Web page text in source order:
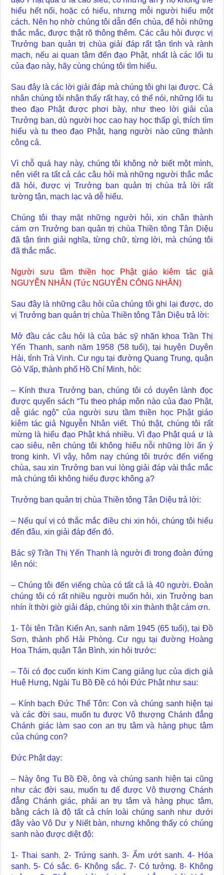
hiểu hết nổi, hoặc có hiểu, nhưng mỗi người hiểu một
cách. Nên họ nhờ chúng tôi dẫn đến chùa, để hỏi những
thắc mắc, được thật rõ thông thêm. Các câu hỏi được vị
Trưởng ban quản trị chùa giải đáp rất tận tình và rành
mạch, nếu ai quan tâm đến đạo Phật, nhất là các lối tu
của đạo này, hãy cùng chúng tôi tìm hiểu.
Sau đây là các lời giải đáp mà chúng tôi ghi lại được. Cá
nhân chúng tôi nhận thấy rất hay, có thể nói, những lối tu
theo đạo Phật được phơi bày, như theo lời giải của
Trưởng ban, dù người học cao hay học thấp gì, thích tìm
hiểu và tu theo đạo Phật, hạng người nào cũng thành
công cả.
Vì chỗ quá hay này, chúng tôi không nở biết một mình,
nên viết ra tất cả các câu hỏi mà những người thắc mắc
đã hỏi, được vị Trưởng ban quản trị chùa trả lời rất
tường tận, mạch lạc và dễ hiểu.
Chúng tôi thay mặt những người hỏi, xin chân thành
cám ơn Trưởng ban quản trị chùa Thiền tông Tân Diệu
đã tận tình giải nghĩa, từng chữ, từng lời, mà chúng tôi
đã thắc mắc.
Người sưu tầm thiền học Phật giáo kiêm tác giả
NGUYỄN NHÂN (Tức NGUYỄN CÔNG NHÂN)
Sau đây là những câu hỏi của chúng tôi ghi lại được, do
vị Trưởng ban quản trị chùa Thiền tông Tân Diệu trả lời:
Mở đầu các câu hỏi là của bác sỹ nhãn khoa Trần Thị
Yến Thanh, sanh năm 1958 (58 tuổi), tại huyện Duyên
Hải, tỉnh Trà Vinh. Cư ngụ tại đường Quang Trung, quận
Gò Vấp, thành phố Hồ Chí Minh, hỏi:
– Kính thưa Trưởng ban, chúng tôi có duyên lành đọc
được quyển sách “Tu theo pháp môn nào của đạo Phật,
dễ giác ngộ” của người sưu tầm thiền học Phật giáo
kiêm tác giả Nguyễn Nhân viết. Thú thật, chúng tôi rất
mừng là hiểu đạo Phật khá nhiều. Vì đạo Phật quá ư là
cao siêu, nên chúng tôi không hiểu nỗi những lời ẩn ý
trong kinh. Vì vậy, hôm nay chúng tôi trước đến viếng
chùa, sau xin Trưởng ban vui lòng giải đáp vài thắc mắc
mà chúng tôi không hiểu được không ạ?
Trưởng ban quản trị chùa Thiền tông Tân Diệu trả lời:
– Nếu quí vị có thắc mắc điều chi xin hỏi, chúng tôi hiểu
đến đâu, xin giải đáp đến đó.
Bác sỹ Trần Thị Yến Thanh là người đi trong đoàn đứng
lên nói:
– Chúng tôi đến viếng chùa có tất cả là 40 người. Đoàn
chúng tôi có rất nhiều người muốn hỏi, xin Trưởng ban
nhín ít thời giờ giải đáp, chúng tôi xin thành thật cám ơn.
1- Tôi tên Trần Kiến An, sanh năm 1945 (65 tuổi), tại Đồ
Sơn, thành phố Hải Phòng. Cư ngụ tại đường Hoàng
Hoa Thám, quận Tân Bình, xin hỏi trước:
– Tôi có đọc cuốn kinh Kim Cang giảng lục của dịch giả
Huệ Hưng, Ngài Tu Bồ Đề có hỏi Đức Phật như sau:
– Kính bạch Đức Thế Tôn: Con và chúng sanh hiện tại
và các đời sau, muốn tu được Vô thượng Chánh đẳng
Chánh giác làm sao con an trụ tâm và hàng phục tâm
của chúng con?
Đức Phật dạy:
– Này ông Tu Bồ Đề, ông và chúng sanh hiện tại cũng
như các đời sau, muốn tu để được Vô thượng Chánh
đẳng Chánh giác, phải an trụ tâm và hàng phục tâm,
bằng cách là độ tất cả chín loài chúng sanh như dưới
đây vào Vô Dư y Niết bàn, nhưng không thấy có chúng
sanh nào được diệt độ:
1- Thai sanh. 2- Trứng sanh. 3- Ẩm ướt sanh. 4- Hóa
sanh. 5- Có sắc. 6- Không sắc. 7- Có tưởng. 8- Không